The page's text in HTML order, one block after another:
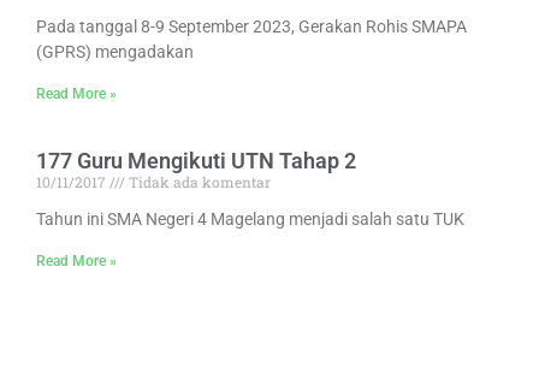
Pada tanggal 8-9 September 2023, Gerakan Rohis SMAPA
(GPRS) mengadakan
Read More »
177 Guru Mengikuti UTN Tahap 2
10/11/2017
Tidak ada komentar
Tahun ini SMA Negeri 4 Magelang menjadi salah satu TUK
Read More »